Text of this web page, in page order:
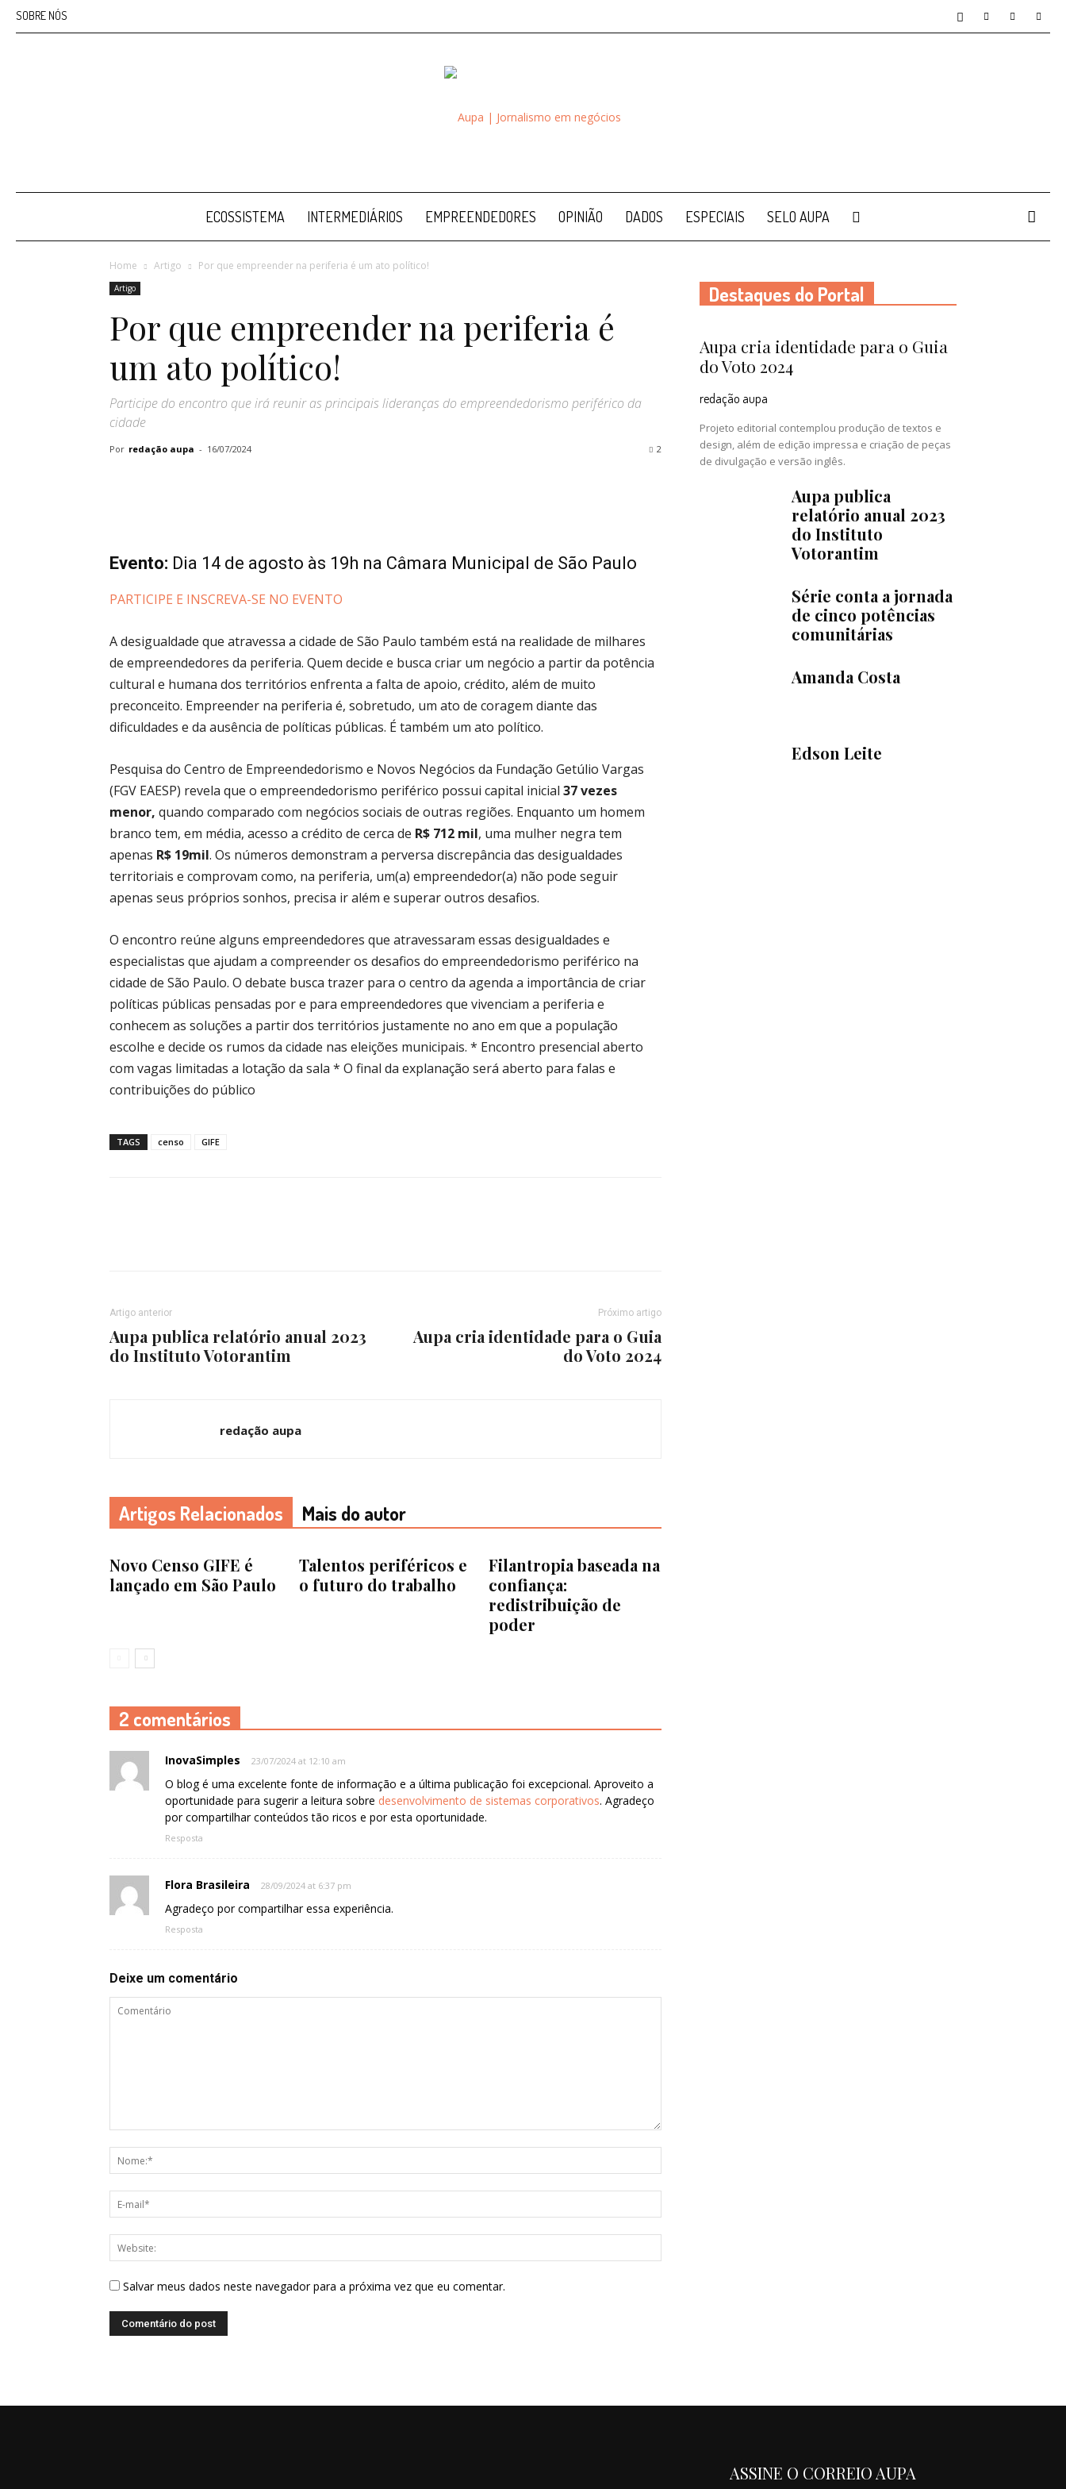
SOBRE NÓS
Aupa
ECOSSISTEMA INTERMEDIÁRIOS EMPREENDEDORES OPINIÃO DADOS ESPECIAIS SELO AUPA
Home Artigo Por que empreender na periferia é um ato político!
Artigo
Por que empreender na periferia é
um ato político!
Participe do encontro que irá reunir as principais lideranças do empreendedorismo periférico da
cidade
Por redação aupa - 16/07/2024 2
Evento: Dia 14 de agosto às 19h na Câmara Municipal de São Paulo
PARTICIPE E INSCREVA-SE NO EVENTO
A desigualdade que atravessa a cidade de São Paulo também está na realidade de milhares
de empreendedores da periferia. Quem decide e busca criar um negócio a partir da potência
cultural e humana dos territórios enfrenta a falta de apoio, crédito, além de muito
preconceito. Empreender na periferia é, sobretudo, um ato de coragem diante das
dificuldades e da ausência de políticas públicas. É também um ato político.
Pesquisa do Centro de Empreendedorismo e Novos Negócios da Fundação Getúlio Vargas
(FGV EAESP) revela que o empreendedorismo periférico possui capital inicial 37 vezes
menor, quando comparado com negócios sociais de outras regiões. Enquanto um homem
branco tem, em média, acesso a crédito de cerca de R$ 712 mil, uma mulher negra tem
apenas R$ 19mil. Os números demonstram a perversa discrepância das desigualdades
territoriais e comprovam como, na periferia, um(a) empreendedor(a) não pode seguir
apenas seus próprios sonhos, precisa ir além e superar outros desafios.
O encontro reúne alguns empreendedores que atravessaram essas desigualdades e
especialistas que ajudam a compreender os desafios do empreendedorismo periférico na
cidade de São Paulo. O debate busca trazer para o centro da agenda a importância de criar
políticas públicas pensadas por e para empreendedores que vivenciam a periferia e
conhecem as soluções a partir dos territórios justamente no ano em que a população
escolhe e decide os rumos da cidade nas eleições municipais. * Encontro presencial aberto
com vagas limitadas a lotação da sala * O final da explanação será aberto para falas e
contribuições do público
TAGS censo GIFE
Artigo anterior
Aupa publica relatório anual 2023
do Instituto Votorantim
Próximo artigo
Aupa cria identidade para o Guia
do Voto 2024
redação aupa
Artigos Relacionados Mais do autor
Novo Censo GIFE é
lançado em São Paulo
Talentos periféricos e
o futuro do trabalho
Filantropia baseada na
confiança:
redistribuição de
poder
2 comentários
InovaSimples 23/07/2024 at 12:10 am
O blog é uma excelente fonte de informação e a última publicação foi excepcional. Aproveito a
oportunidade para sugerir a leitura sobre desenvolvimento de sistemas corporativos. Agradeço
por compartilhar conteúdos tão ricos e por esta oportunidade.
Resposta
Flora Brasileira 28/09/2024 at 6:37 pm
Agradeço por compartilhar essa experiência.
Resposta
Deixe um comentário
Salvar meus dados neste navegador para a próxima vez que eu comentar.
Destaques do Portal
Aupa cria identidade para o Guia
do Voto 2024
redação aupa
Projeto editorial contemplou produção de textos e
design, além de edição impressa e criação de peças
de divulgação e versão inglês.
Aupa publica
relatório anual 2023
do Instituto
Votorantim
Série conta a jornada
de cinco potências
comunitárias
Amanda Costa
Edson Leite
ASSINE O CORREIO AUPA